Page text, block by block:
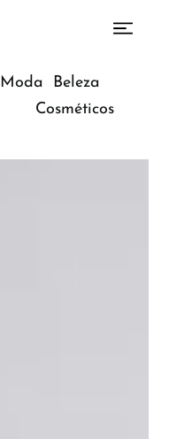
Cosméticos
Moda
Beleza